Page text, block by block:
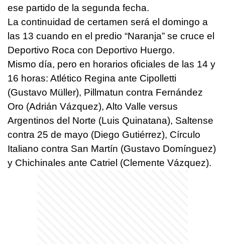
ese partido de la segunda fecha.
La continuidad de certamen será el domingo a
las 13 cuando en el predio “Naranja” se cruce el
Deportivo Roca con Deportivo Huergo.
Mismo día, pero en horarios oficiales de las 14 y
16 horas: Atlético Regina ante Cipolletti
(Gustavo Müller), Pillmatun contra Fernández
Oro (Adrián Vázquez), Alto Valle versus
Argentinos del Norte (Luis Quinatana), Saltense
contra 25 de mayo (Diego Gutiérrez), Círculo
Italiano contra San Martín (Gustavo Domínguez)
y Chichinales ante Catriel (Clemente Vázquez).